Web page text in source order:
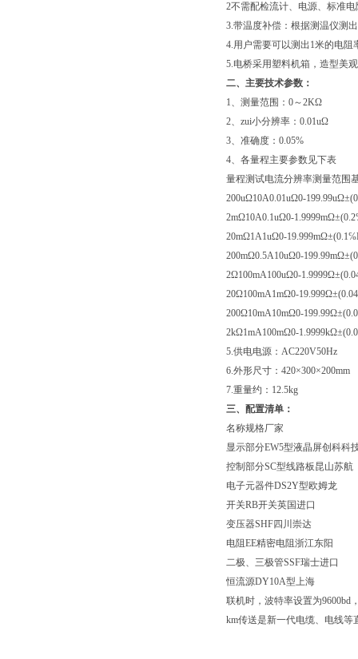
2不需配检流计、电源、标准
3.带温度补偿：根据测温仪测
4.用户需要可以测出1米的电阻
5.电桥采用塑料机箱，造型美
二、主要技术参数：
1、测量范围：0～2KΩ
2、zui小分辨率：0.01uΩ
3、准确度：0.05%
4、各量程主要参数见下表
量程测试电流分辨率测量范围
200uΩ10A0.01uΩ0-
2mΩ10A0.1uΩ0-
20mΩ1A1uΩ0-
200mΩ0.5A10uΩ0-
2Ω100mA100uΩ0-
20Ω100mA1mΩ0-
200Ω10mA10mΩ0-
2kΩ1mA100mΩ0-
5.供电电源：AC220V50Hz
6.外形尺寸：420×300×200mm
7.重量约：12.5kg
三、配置清单：
名称规格厂家
显示部分EW5型液晶屏创科科
控制部分SC型线路板昆山苏航
电子元器件DS2Y型欧姆龙
开关RB开关英国进口
变压器SHF四川崇达
电阻EE精密电阻浙江东阳
二极、三极管SSF瑞士进口
恒流源DY10A型上海
联机时，波特率设置为9600bd
km传送是新一代电缆、电线